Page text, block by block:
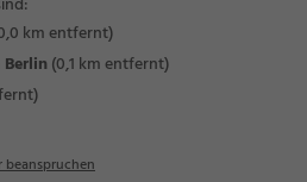
km entfernt)
(0,1 km entfernt)
beanspruchen